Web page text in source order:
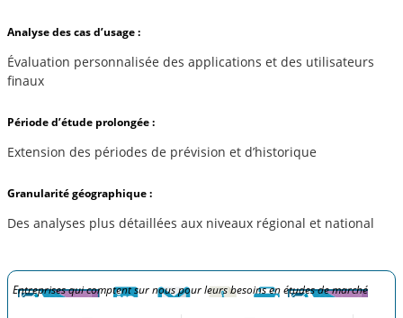
Analyse des cas d’usage :
Évaluation personnalisée des applications et des utilisateurs
finaux
Période d’étude prolongée :
Extension des périodes de prévision et d’historique
Granularité géographique :
Des analyses plus détaillées aux niveaux régional et national
Entreprises qui comptent sur nous pour leurs besoins en études de marché